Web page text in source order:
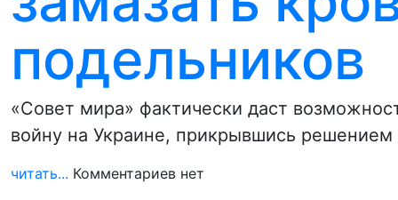
подельников
«Совет мира» фактически даст
войну на Украине, прикрывшись
читать... Комментариев нет